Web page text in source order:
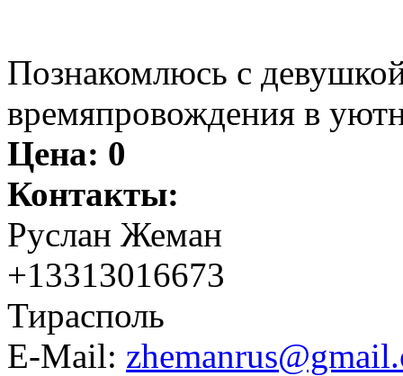
Познакомлюсь с
времяпровождения в
Цена: 0
Контакты:
Руслан Жеман
+13313016673
Тирасполь
E-Mail: